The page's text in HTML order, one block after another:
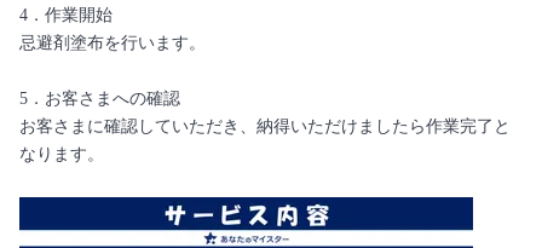
4．作業開始
忌避剤塗布を行います。
5．お客さまへの確認
お客さまに確認していただき、納得いただけましたら作業完了と
なります。